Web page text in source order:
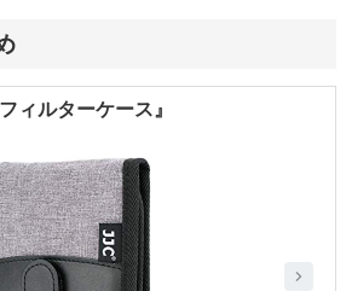
ィルターケース』